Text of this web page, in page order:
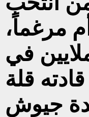
مرغماً،
في
قلة
جيوش